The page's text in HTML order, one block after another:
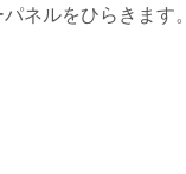
ネルをひらきます。